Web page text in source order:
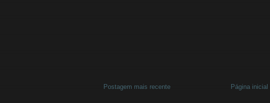
Postagem mais recente Página inicial